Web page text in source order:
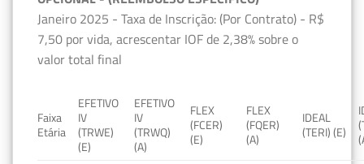
Janeiro 2025 - Taxa de Inscrição: (Por Contrato) - R$
7,50 por vida, acrescentar IOF de 2,38% sobre o
valor total final
Faixa
Etária
EFETIVO
IV
(TRWE)
(E)
EFETIVO
IV
(TRWQ)
(A)
FLEX
(FCER)
(E)
FLEX
(FQER)
(A)
IDEAL
(TERI) (E)